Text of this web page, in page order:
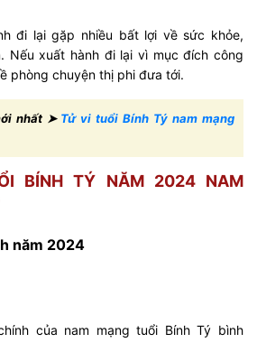
đi lại gặp nhiều bất lợi về sức khỏe,
Nếu xuất hành đi lại vì mục đích công
phòng chuyện thị phi đưa tới.
nhất ➤ Tử vi tuổi Bính Tý nam mạng
BÍNH TÝ NĂM 2024 NAM
năm 2024
của nam mạng tuổi Bính Tý bình